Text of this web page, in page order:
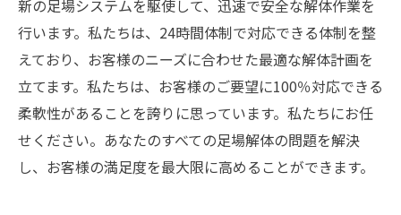
新の足場システムを駆使して、迅速で安全な解体作業を
行います。私たちは、24時間体制で対応できる体制を整
えており、お客様のニーズに合わせた最適な解体計画を
立てます。私たちは、お客様のご要望に100％対応できる
柔軟性があることを誇りに思っています。私たちにお任
せください。あなたのすべての足場解体の問題を解決
し、お客様の満足度を最大限に高めることができます。